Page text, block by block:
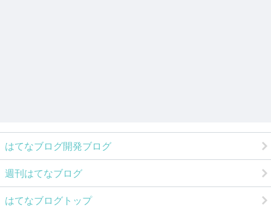
はてなブログ開発ブログ
週刊はてなブログ
はてなブログトップ